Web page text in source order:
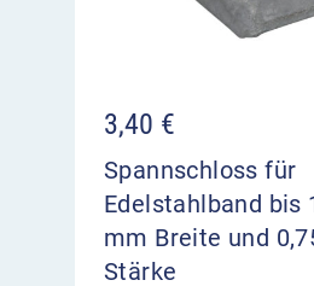
3,40 €
Spannschloss für
Edelstahlband bis
mm Breite und
Stärke